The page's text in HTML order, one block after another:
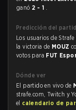
ganó 2 - 1 .
Predicción del
Los usuarios de
la victoria de MOUZ
votos para FUT
Dónde ver
El partido en vivo de
strafe.com, Twitch y
el calendario de